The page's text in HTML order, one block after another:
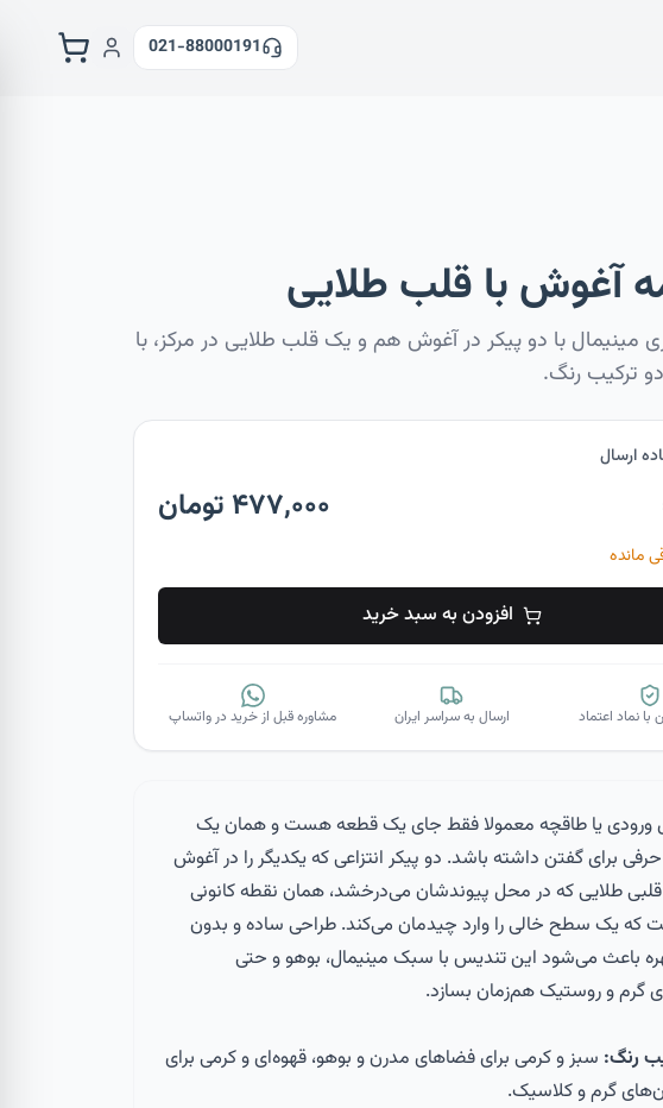
021-88000191
آغوش با قلب طلایی
مینیمال با دو پیکر در آغوش هم و یک قلب طلایی در مرکز، با
ترکیب رنگ.
ارسال
۴۷۷,۰۰۰ تومان
مانده
افزودن به سبد خرید
نماد اعتماد ارسال به سراسر ایران مشاوره قبل از خرید در واتساپ
ورودی یا طاقچه معمولا فقط جای یک قطعه هست و همان یک
برای گفتن داشته باشد. دو پیکر انتزاعی که یکدیگر را در آغوش
قلبی طلایی که در محل پیوندشان می‌درخشد، همان نقطه کانونی
که یک سطح خالی را وارد چیدمان می‌کند. طراحی ساده و بدون
باعث می‌شود این تندیس با سبک مینیمال، بوهو و حتی
گرم و روستیک هم‌زمان بسازد.
رنگ: سبز و کرمی برای فضاهای مدرن و بوهو، قهوه‌ای و کرمی برای
گرم و کلاسیک.